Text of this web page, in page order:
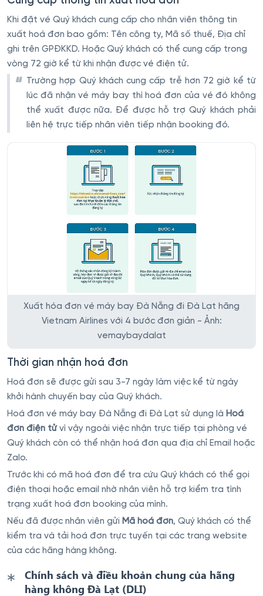
Khi đặt vé Quý khách cung cấp cho nhân viên thông tin
xuất hoá đơn bao gồm: Tên công ty, Mã số thuế, Địa chỉ
ghi trên GPĐKKD. Hoặc Quý khách có thể cung cấp trong
vòng 72 giờ kể từ khi nhận được vé điện tử.
Trường hợp Quý khách cung cấp trễ hơn 72 giờ kể từ
lúc đã nhận vé máy bay thì hoá đơn của vé đó không
thể xuất được nữa. Để được hỗ trợ Quý khách phải
liên hệ trực tiếp nhân viên tiếp nhận booking đó.
Xuất hóa đơn vé máy bay Đà Nẵng đi Đà Lạt hãng
Vietnam Airlines với 4 bước đơn giản - Ảnh:
vemaybaydalat
Thời gian nhận hoá đơn
Hoá đơn sẽ được gửi sau 3-7 ngày làm việc kể từ ngày
khởi hành chuyến bay của Quý khách.
Hoá đơn vé máy bay Đà Nẵng đi Đà Lạt sử dụng là Hoá
đơn điện tửvì vậy ngoài việc nhận trực tiếp tại phòng vé
Quý khách còn có thể nhận hoá đơn qua địa chỉ Email hoặc
Zalo.
Trước khi có mã hoá đơn để tra cứu Quý khách có thể gọi
điện thoại hoặc email nhờ nhân viên hỗ trợ kiểm tra tình
trạng xuất hoá đơn booking của mình.
Nếu đã được nhân viên gửi Mã hoá đơn, Quý khách có thể
kiểm tra và tải hoá đơn trực tuyến tại các trang website
của các hãng hàng không.
Chính sách và điều khoản chung của hãng
hàng không Đà Lạt (DLI)